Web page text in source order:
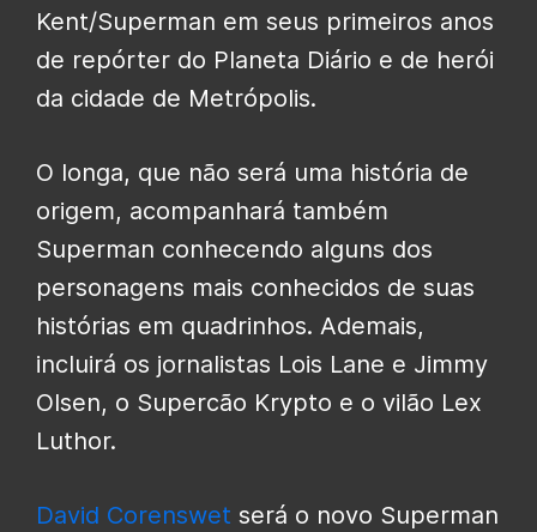
Kent/Superman em seus primeiros anos
de repórter do Planeta Diário e de herói
da cidade de Metrópolis.
O longa, que não será uma história de
origem, acompanhará também
Superman conhecendo alguns dos
personagens mais conhecidos de suas
histórias em quadrinhos. Ademais,
incluirá os jornalistas Lois Lane e Jimmy
Olsen, o Supercão Krypto e o vilão Lex
Luthor.
David Corenswet será o novo Superman